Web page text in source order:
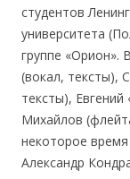
студентов
университета
группе «Орион».
(вокал, тексты),
тексты),
Михайлов
некоторое
Александр